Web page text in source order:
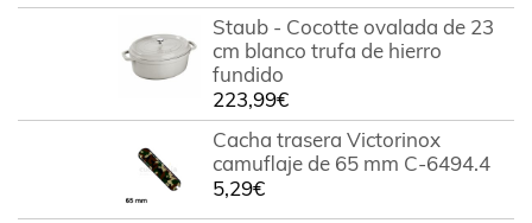
Staub - Cocotte ovalada de 23
cm blanco trufa de hierro
fundido
223,99€
Cacha trasera Victorinox
camuflaje de 65 mm C-6494.4
5,29€